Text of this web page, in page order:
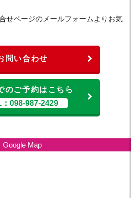
せページのメールフォームよりお気
問い合わせ
のご予約はこちら
098-987-2429
Google Map